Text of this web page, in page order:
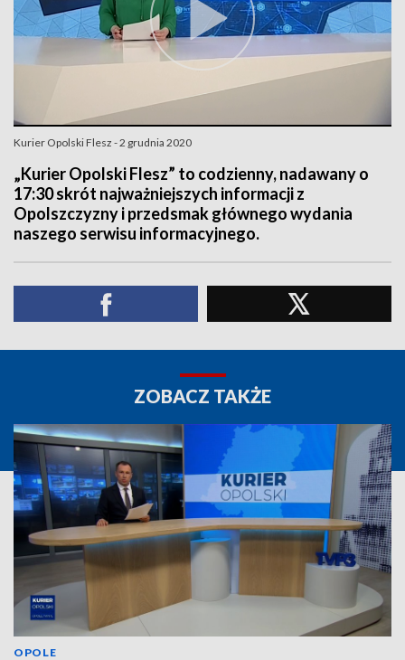
Kurier Opolski Flesz - 2 grudnia 2020
„Kurier Opolski Flesz” to codzienny, nadawany o
17:30 skrót najważniejszych informacji z
Opolszczyzny i przedsmak głównego wydania
naszego serwisu informacyjnego.
ZOBACZ TAKŻE
OPOLE